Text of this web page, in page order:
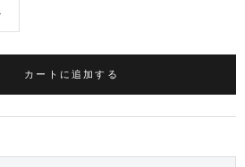
カートに追加する